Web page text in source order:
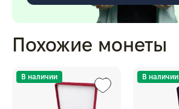
Похожие монеты
В наличии В наличии